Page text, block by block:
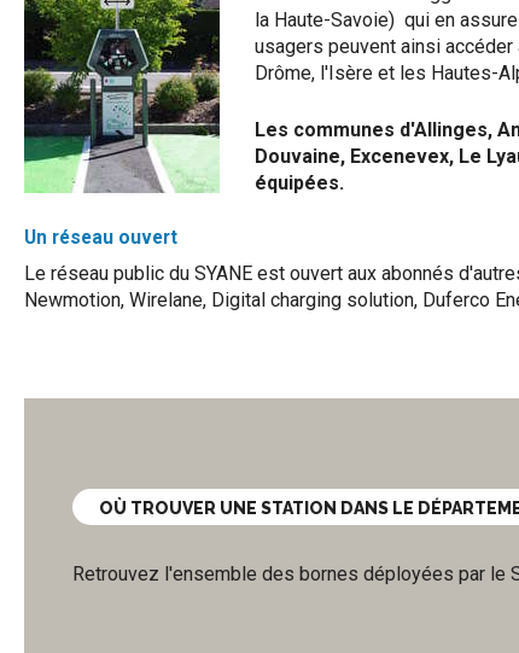
la Haute-Savoie) qui en
usagers peuvent ainsi
Drôme, l'Isère et les Hautes-
Les communes d'Allinges,
Douvaine, Excenevex, Le
équipées.
Un réseau ouvert
Le réseau public du SYANE est ouvert aux abonnés
Newmotion, Wirelane, Digital charging solution, Duferco
OÙ TROUVER UNE STATION DANS LE
Retrouvez l'ensemble des bornes déployées par le